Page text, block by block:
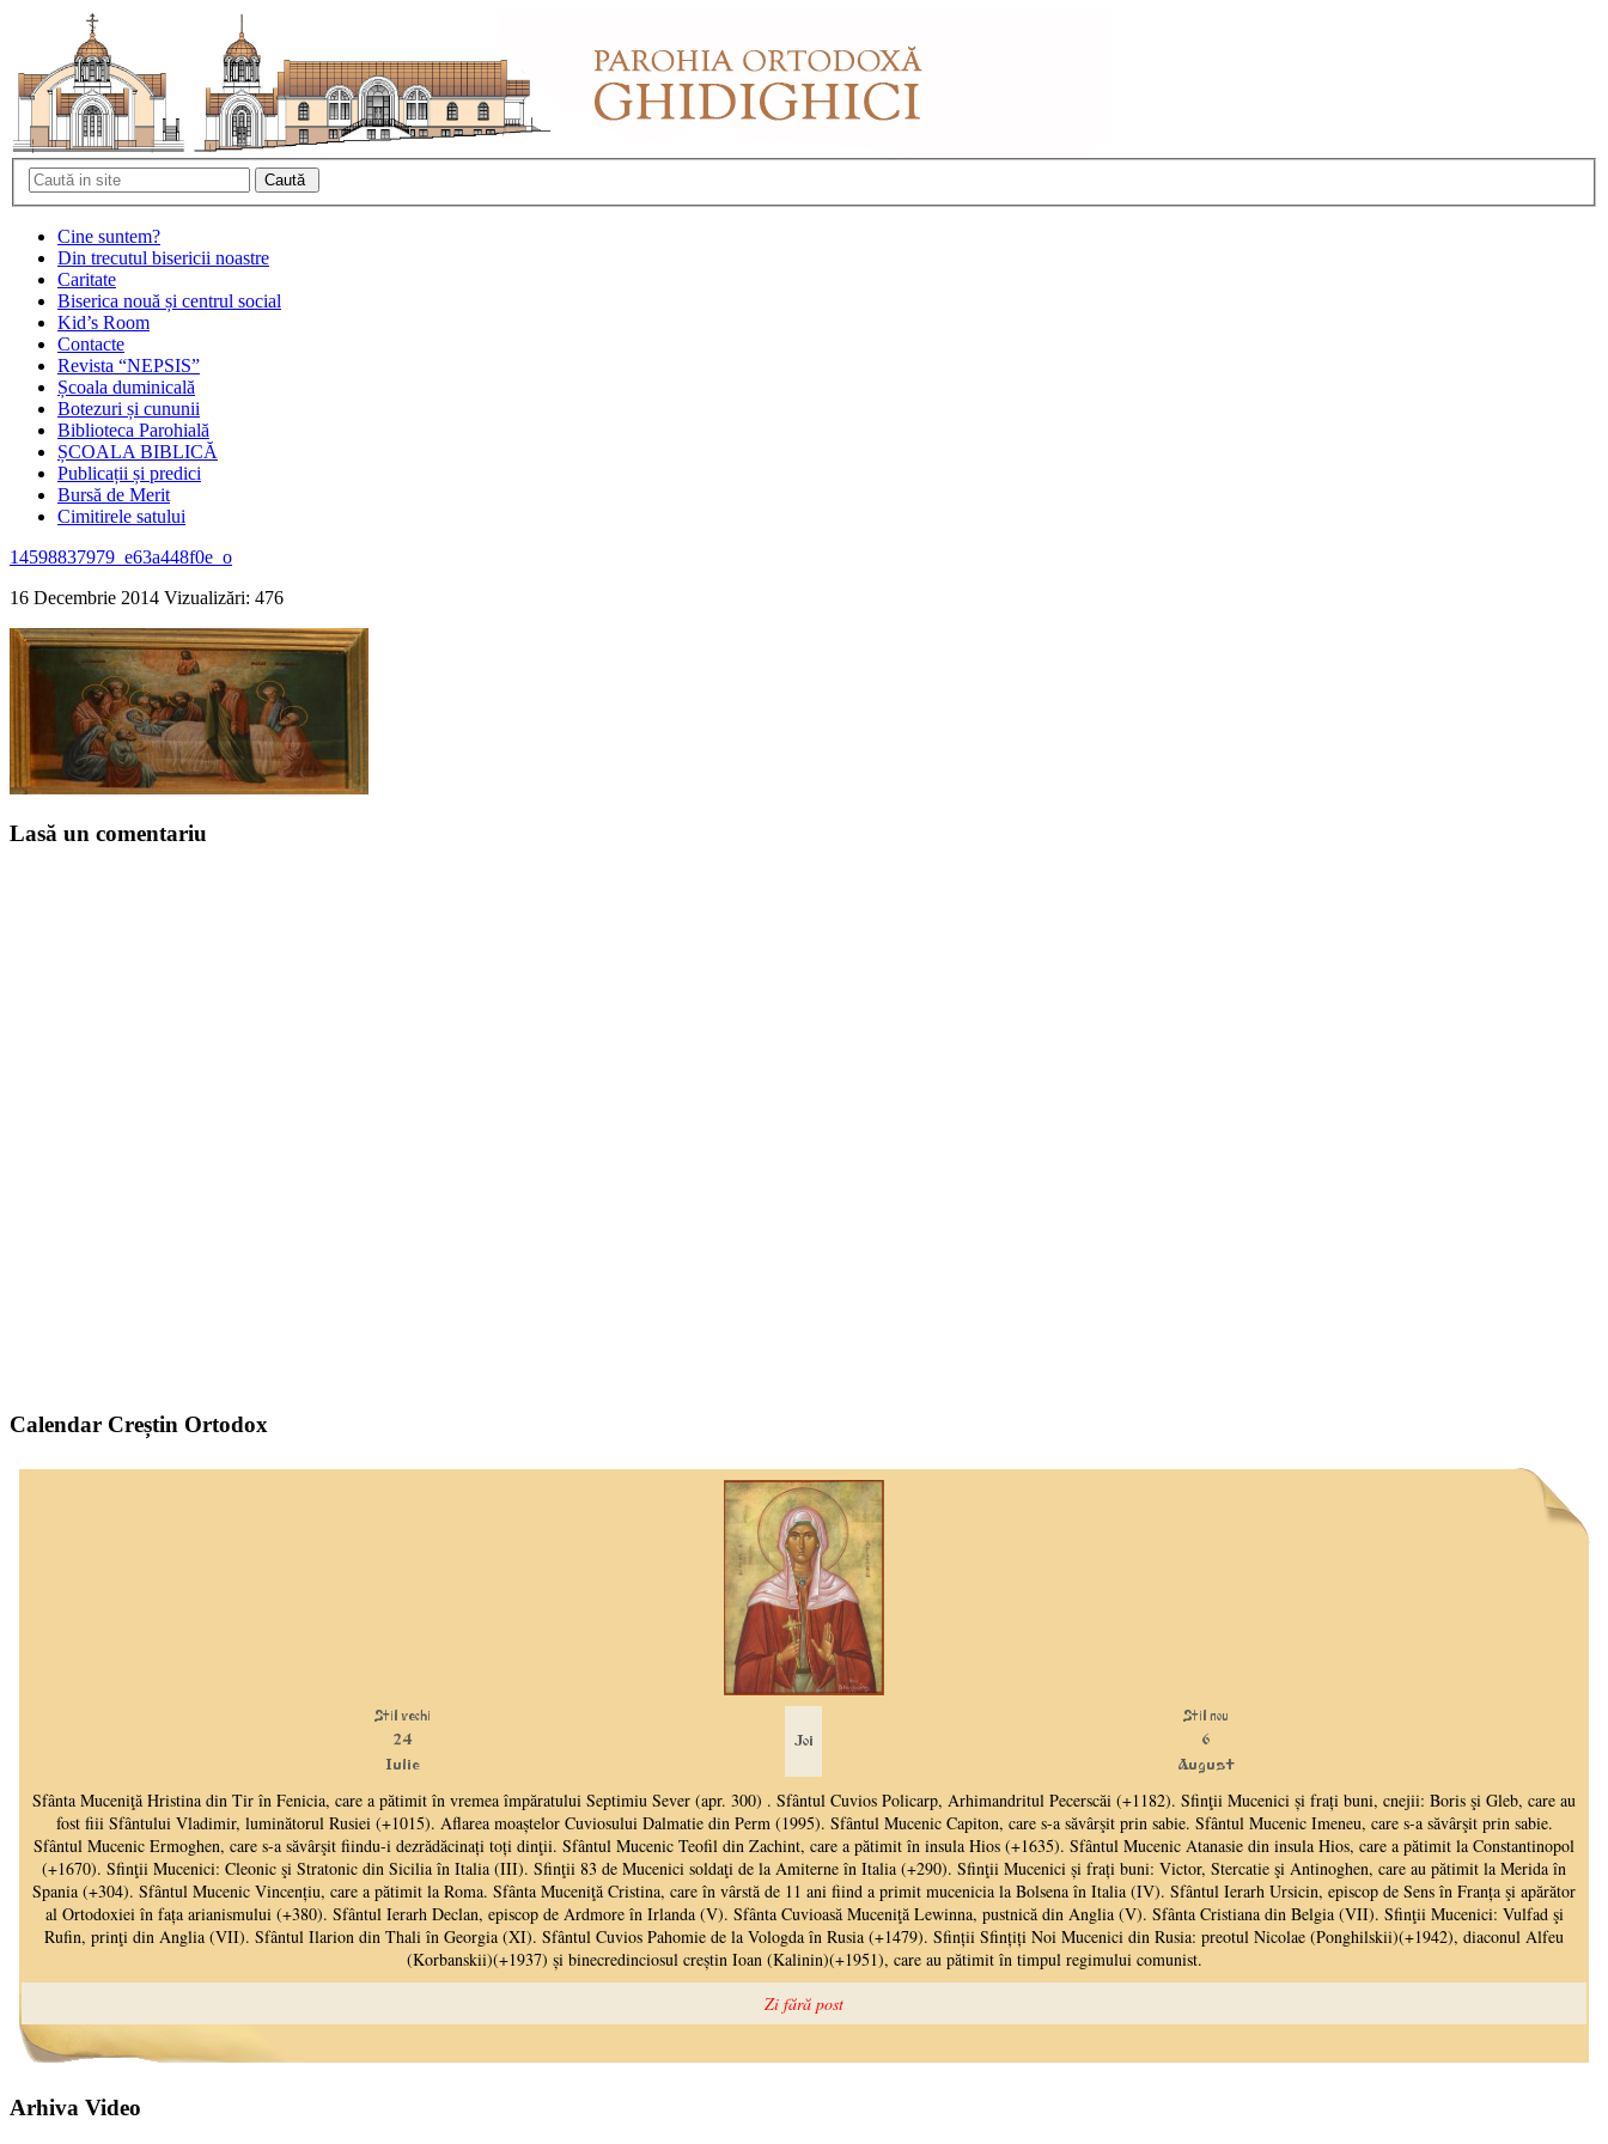
Cine suntem?
Din trecutul bisericii noastre
Caritate
Biserica nouă și centrul social
Kid’s Room
Contacte
Revista “NEPSIS”
Școala duminicală
Botezuri și cununii
Biblioteca Parohială
ȘCOALA BIBLICĂ
Publicații și predici
Bursă de Merit
Cimitirele satului
14598837979_e63a448f0e_o
16 Decembrie 2014 Vizualizări: 476
Lasă un comentariu
Calendar Creștin Ortodox
Arhiva Video